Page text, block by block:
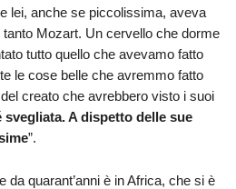
lei, anche se piccolissima, aveva
Mozart. Un cervello che dorme
tutto quello che avevamo fatto
le cose belle che avremmo fatto
creato che avrebbero visto i suoi
svegliata. A dispetto delle sue
”.
quarant’anni è in Africa, che si è